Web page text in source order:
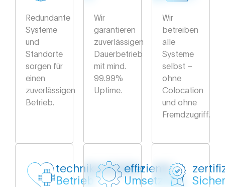
Redundante
Systeme
und
Standorte
sorgen für
einen
zuverlässigen
Betrieb.
technikverliebter
Betrieb
Wir
garantieren
zuverlässigen
Dauerbetrieb
mit mind.
99.99%
Uptime.
effiziente
Umsetzung
Wir
betreiben
alle
Systeme
selbst –
ohne
Colocation
und ohne
Fremdzugriff.